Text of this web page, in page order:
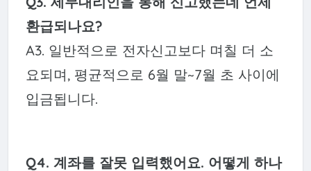
환급되나요?
A3. 일반적으로 전자신고보다 며칠 더 소
요되며, 평균적으로 6월 말~7월 초 사이에
입금됩니다.
Q4. 계좌를 잘못 입력했어요. 어떻게 하나